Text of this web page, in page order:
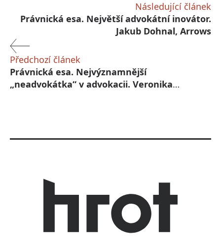
Následující článek
Právnická esa. Největší advokátní inovátor.
Jakub Dohnal, Arrows
Předchozí článek
Právnická esa. Nejvýznamnější
„neadvokátka“ v advokacii. Veronika